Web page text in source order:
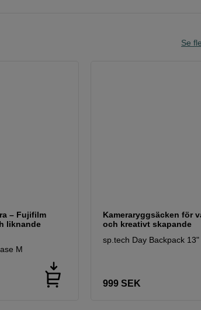
Se
– Fujifilm
liknande
M
Kameraryggsäcken för
och kreativt skapande
sp.tech Day Backpack 13"
999 SEK